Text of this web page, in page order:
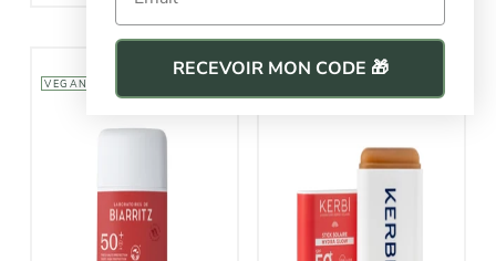
VEGAN
LABORATOIRES
DE BIARRITZ
KERBI
RECEVOIR MON CODE 🎁